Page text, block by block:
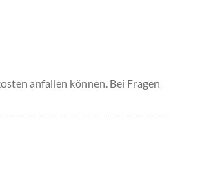
anfallen können. Bei Fragen